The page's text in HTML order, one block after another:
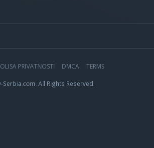
PRIVATNOSTI DMCA TERMS
Serbia.com. All Rights Reserved.